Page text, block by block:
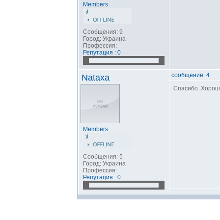
Members
Сообщения: 9
Город: Украина
Профессия:
Репутация : 0
Nataxa
Members
Сообщения: 5
Город: Украина
Профессия:
Репутация : 0
сообщение 4
Спасибо.